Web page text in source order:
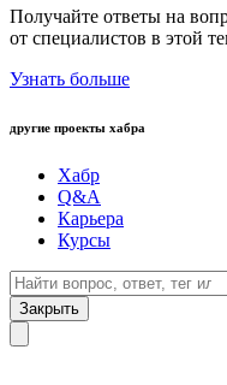
Получайте ответы на
от специалистов в этой
Узнать больше
другие проекты хабра
Хабр
Q&A
Карьера
Курсы
Закрыть